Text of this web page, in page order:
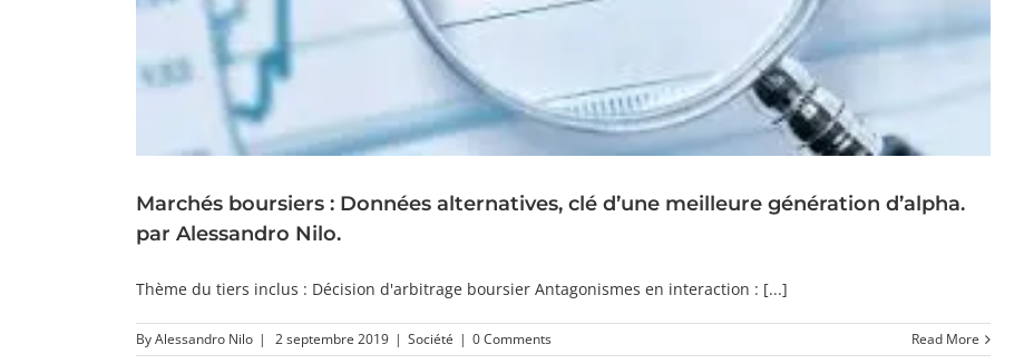
Marchés boursiers : Données alternatives, clé d’une meilleure génération d’alpha.
par Alessandro Nilo.
Thème du tiers inclus : Décision d'arbitrage boursier Antagonismes en interaction : [...]
ByAlessandro Nilo | 2 septembre 2019 | Société | 0 Comments Read More